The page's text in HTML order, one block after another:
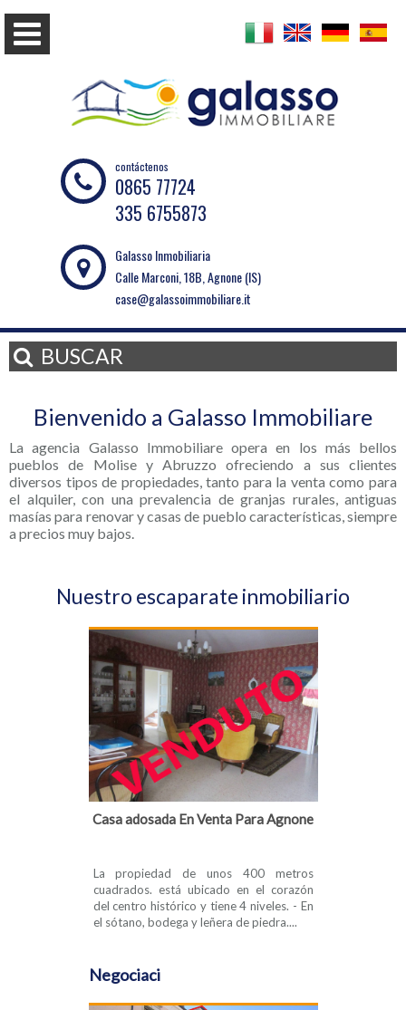
contáctenos
0865 77724
335 6755873
Galasso Inmobiliaria
Calle Marconi, 18B, Agnone (IS)
case@galassoimmobiliare.it
BUSCAR
Bienvenido a Galasso Immobiliare
La agencia Galasso Immobiliare opera en los más bellos
pueblos de Molise y Abruzzo ofreciendo a sus clientes
diversos tipos de propiedades, tanto para la venta como para
el alquiler, con una prevalencia de granjas rurales, antiguas
masías para renovar y casas de pueblo características, siempre
a precios muy bajos.
Nuestro escaparate inmobiliario
Casa adosada En Venta Para Agnone
La propiedad de unos 400 metros
cuadrados. está ubicado en el corazón
del centro histórico y tiene 4 niveles. - En
el sótano, bodega y leñera de piedra....
Negociaci